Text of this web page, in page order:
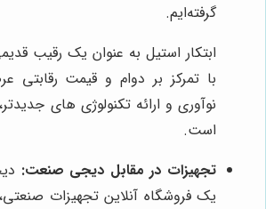
گرفته‌ایم.
ابتکار استیل به عنوان یک رقیب
با تمرکز بر دوام و قیمت رقابتی
نوآوری و ارائه تکنولوژی های
است.
تجهیزات در مقابل دیجی صنعت:
یک فروشگاه آنلاین تجهیزات صنعتی،